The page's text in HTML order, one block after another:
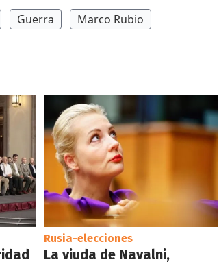
Guerra Marco Rubio
Rusia-elecciones
La viuda de Navalni,